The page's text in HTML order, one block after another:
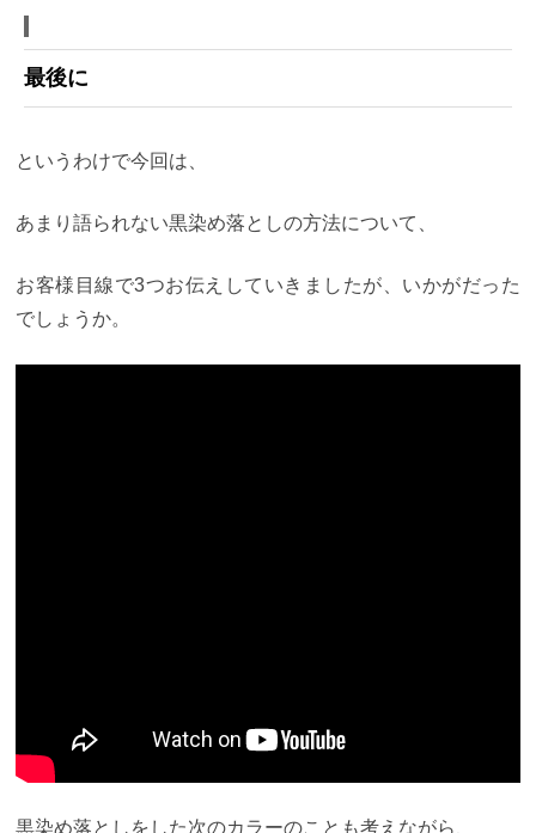
最後に
というわけで今回は、
あまり語られない黒染め落としの方法について、
お客様目線で3つお伝えしていきましたが、いかがだった
でしょうか。
黒染め落としをした次のカラーのことも考えながら、